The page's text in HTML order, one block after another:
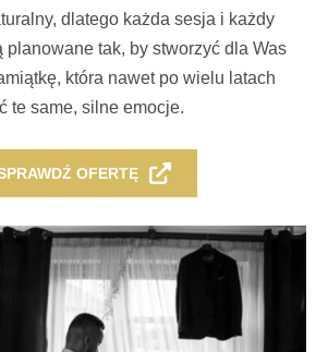
dlatego każda sesja i każdy
planowane tak, by stworzyć dla Was
która nawet po wielu latach
te same, silne emocje.
OFERTĘ